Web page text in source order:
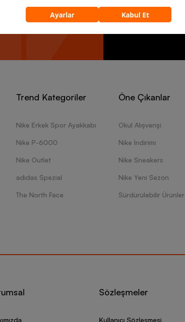
Trend Kategoriler
Nike Erkek Spor Ayakkabı
Nike P-6000
Nike Outlet
adidas Spezial
The North Face
Öne Çıkanlar
Okul Alışverişi
Nike İndirimi
Nike Sneakers
Nike Yeni Sezon
Sürdürülebilir Ürünler
Sözleşmeler
Kullanıcı Sözleşmesi